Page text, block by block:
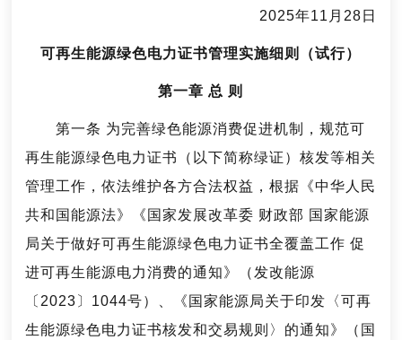
2025年11月28日
可再生能源绿色电力证书管理实施细则（试行）
第一章 总 则
第一条 为完善绿色能源消费促进机制，规范可
再生能源绿色电力证书（以下简称绿证）核发等相关
管理工作，依法维护各方合法权益，根据《中华人民
共和国能源法》《国家发展改革委 财政部 国家能源
局关于做好可再生能源绿色电力证书全覆盖工作 促
进可再生能源电力消费的通知》（发改能源
〔2023〕1044号）、《国家能源局关于印发〈可再
生能源绿色电力证书核发和交易规则〉的通知》（国